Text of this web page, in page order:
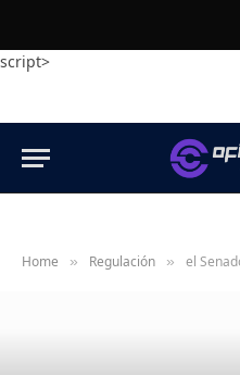
script>
Home » Regulación » el Senado debe